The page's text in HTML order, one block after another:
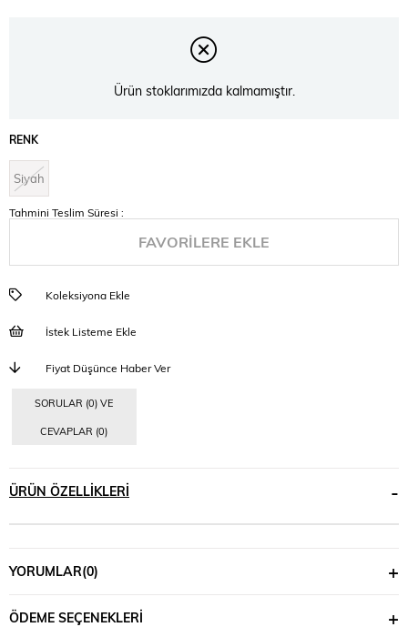
Ürün stoklarımızda kalmamıştır.
RENK
Siyah
Tahmini Teslim Süresi :
FAVORILERE EKLE
Koleksiyona Ekle
İstek Listeme Ekle
Fiyat Düşünce Haber Ver
SORULAR (0) VE
CEVAPLAR (0)
ÜRÜN ÖZELLIKLERI
YORUMLAR(0)
ÖDEME SEÇENEKLERI